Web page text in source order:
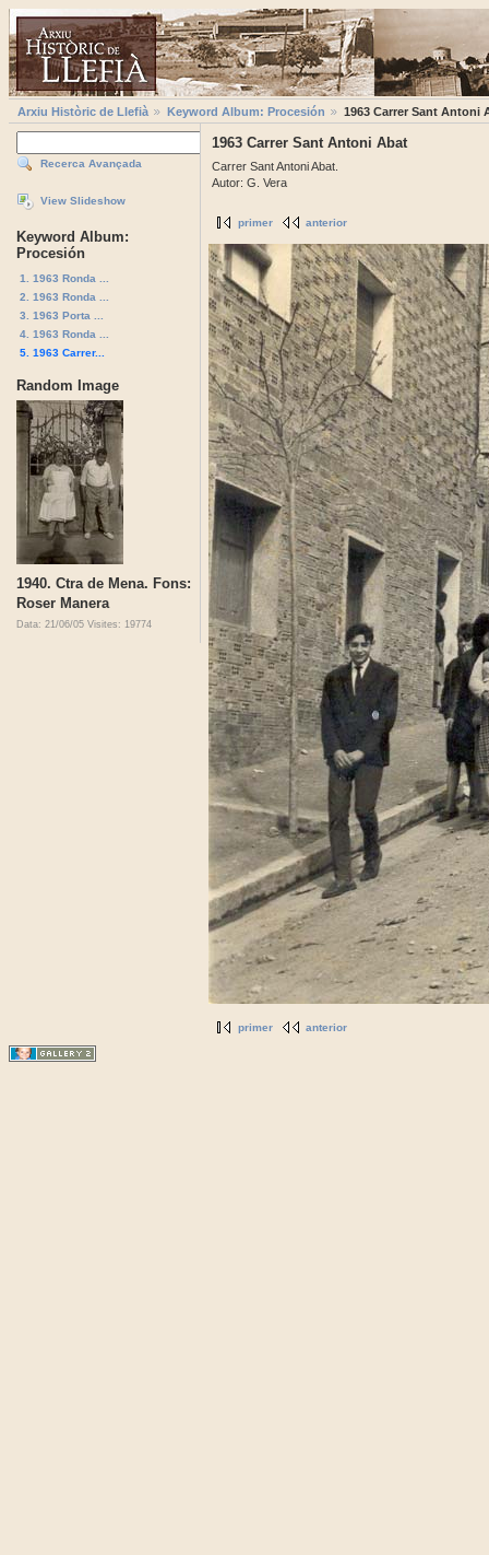
Arxiu Històric de Llefià Keyword Album: Procesión 1963 Carrer Sant Antoni
Recerca Avançada
View Slideshow
Keyword Album:
Procesión
1. 1963 Ronda ...
2. 1963 Ronda ...
3. 1963 Porta ...
4. 1963 Ronda ...
5. 1963 Carrer...
Random Image
1940. Ctra de Mena. Fons:
Roser Manera
Data: 21/06/05 Visites: 19774
1963 Carrer Sant Antoni Abat
Carrer Sant Antoni Abat.
Autor: G. Vera
primer anterior
primer anterior